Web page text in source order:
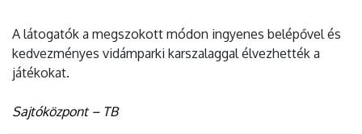
A látogatók a megszokott módon ingyenes belépővel és
kedvezményes vidámparki karszalaggal élvezhették a
játékokat.
Sajtóközpont – TB